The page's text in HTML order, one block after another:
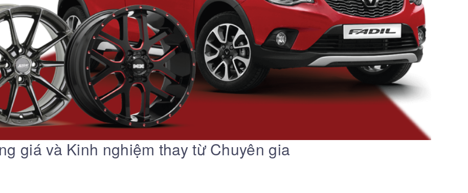
giá và Kinh nghiệm thay từ Chuyên gia